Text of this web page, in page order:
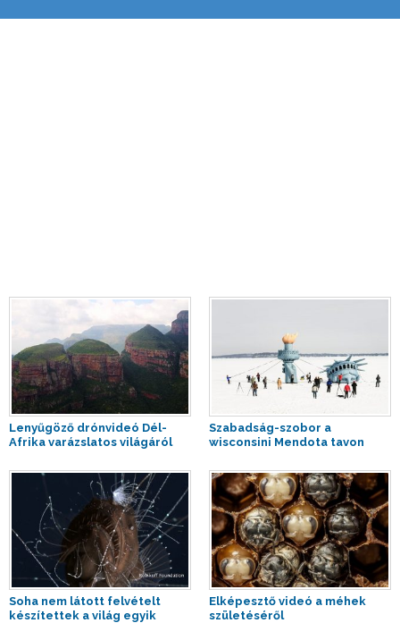
Lenyűgöző drónvideó Dél-
Afrika varázslatos világáról
Szabadság-szobor a
wisconsini Mendota tavon
Soha nem látott felvételt
készítettek a világ egyik
Elképesztő videó a méhek
születéséről